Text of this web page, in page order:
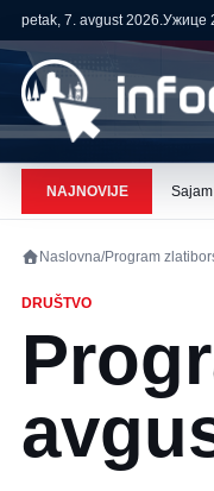
petak, 7. avgust 2026.Ужице
NAJNOVIJE
Naslovna/Program
DRUŠTVO